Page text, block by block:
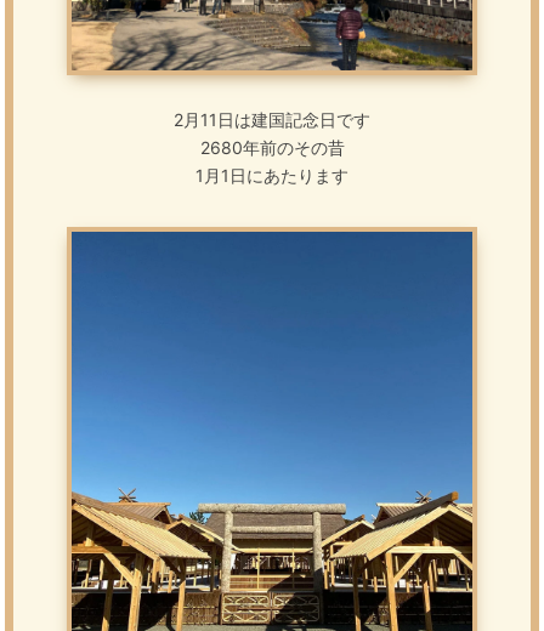
2月11日は建国記念日です
2680年前のその昔
1月1日にあたります